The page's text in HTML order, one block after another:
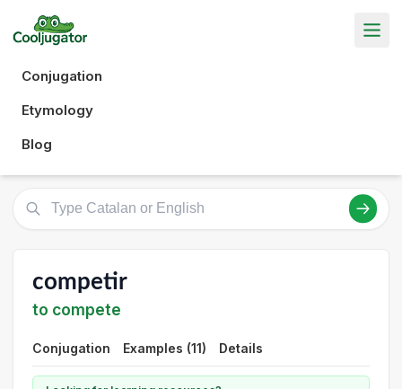
Conjugation
Etymology
Blog
competir
to compete
Conjugation Examples (11) Details